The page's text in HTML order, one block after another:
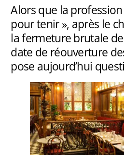
Alors que la
pour tenir », après le
la fermeture brutale
date de réouverture
pose aujourd’hui